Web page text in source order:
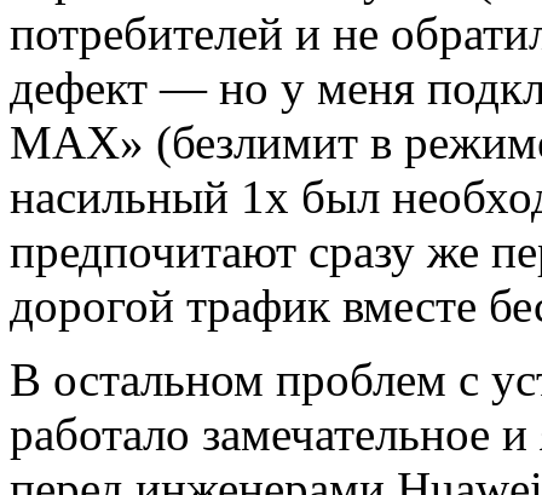
потребителей и не
дефект — но у меня
MAX» (безлимит в
насильный 1х был
предпочитают сразу же
дорогой трафик вместе
В остальном проблем с
работало замечательное